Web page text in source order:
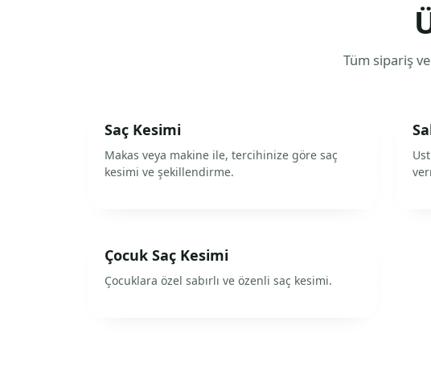
Tüm sipariş
Saç Kesimi
Makas veya makine ile, tercihinize göre saç
kesimi ve şekillendirme.
Çocuk Saç Kesimi
Çocuklara özel sabırlı ve özenli saç kesimi.